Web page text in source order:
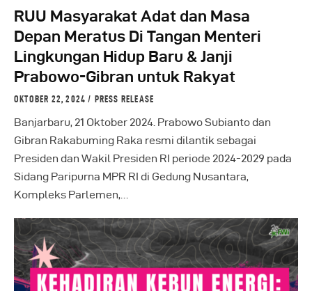
RUU Masyarakat Adat dan Masa
Depan Meratus Di Tangan Menteri
Lingkungan Hidup Baru & Janji
Prabowo-Gibran untuk Rakyat
OKTOBER 22, 2024 PRESS RELEASE
Banjarbaru, 21 Oktober 2024. Prabowo Subianto dan
Gibran Rakabuming Raka resmi dilantik sebagai
Presiden dan Wakil Presiden RI periode 2024-2029 pada
Sidang Paripurna MPR RI di Gedung Nusantara,
Kompleks Parlemen,…